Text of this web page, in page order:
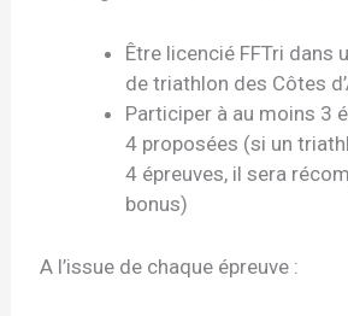
Être licencié FFTri dans
de triathlon des Côtes
Participer à au moins 3
4 proposées (si un
4 épreuves, il sera
bonus)
A l’issue de chaque épreuve :